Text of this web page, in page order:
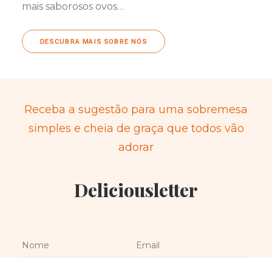
mais saborosos ovos…
DESCUBRA MAIS SOBRE NÓS
Receba a sugestão para uma sobremesa
simples e cheia de graça que todos vão
adorar
Deliciousletter